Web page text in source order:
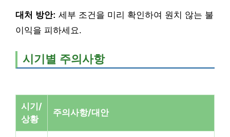
대처 방안: 세부 조건을 미리 확인하여 원치 않는 불
이익을 피하세요.
시기별 주의사항
시기/
상황
주의사항/대안